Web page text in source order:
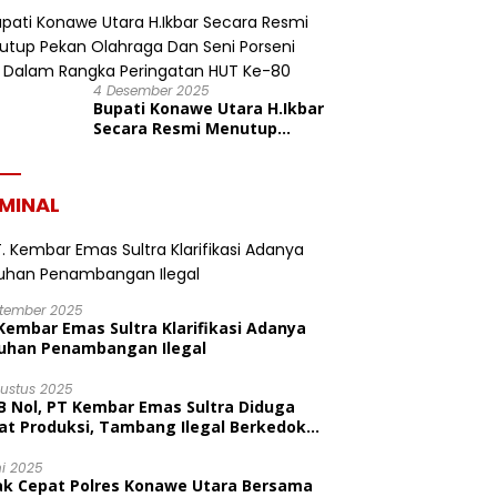
dalam Rangka HUT ke-19
Kabupaten Konawe Utara
4 Desember 2025
Bupati Konawe Utara H.Ikbar
Secara Resmi Menutup
2025
Emas Sultra Klarifikasi Adanya
Penambangan Ilegal
2025
Nol, PT Kembar Emas Sultra Diduga
Produksi, Tambang Ilegal Berkedok
2025
Cepat Polres Konawe Utara Bersama